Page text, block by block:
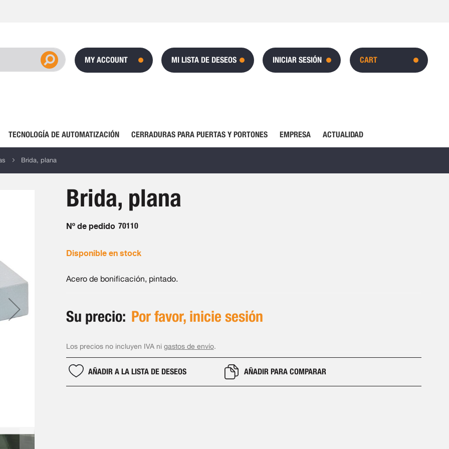
CART
MY ACCOUNT MI LISTA DE DESEOS INICIAR SESIÓN
TECNOLOGÍA DE AUTOMATIZACIÓN CERRADURAS PARA PUERTAS Y PORTONES EMPRESA ACTUALIDAD
Brida, plana
Brida, plana
Nº de pedido 70110
Disponible en stock
Acero de bonificación, pintado.
Su precio: Por favor, inicie sesión
Los precios no incluyen IVA ni gastos de envío.
AÑADIR A LA LISTA DE DESEOS AÑADIR PARA COMPARAR